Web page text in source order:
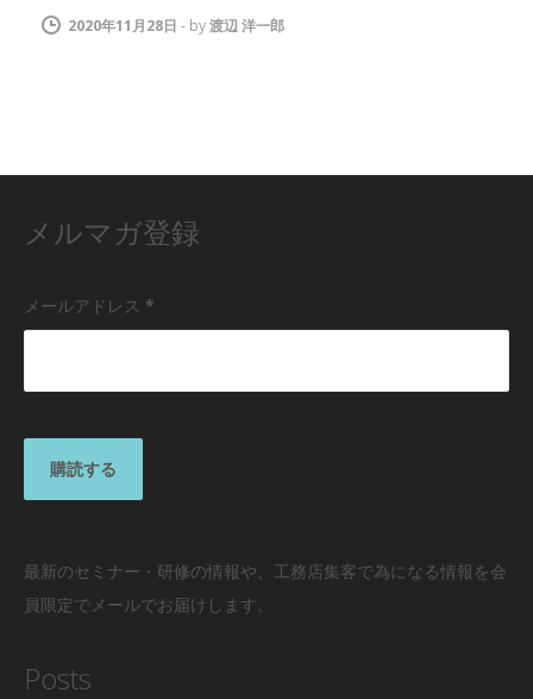
2020年11月28日 - by渡辺 洋一郎
メルマガ登録
メールアドレス *
最新のセミナー・研修の情報や、工務店集客で為になる情報を会
員限定でメールでお届けします。
Posts